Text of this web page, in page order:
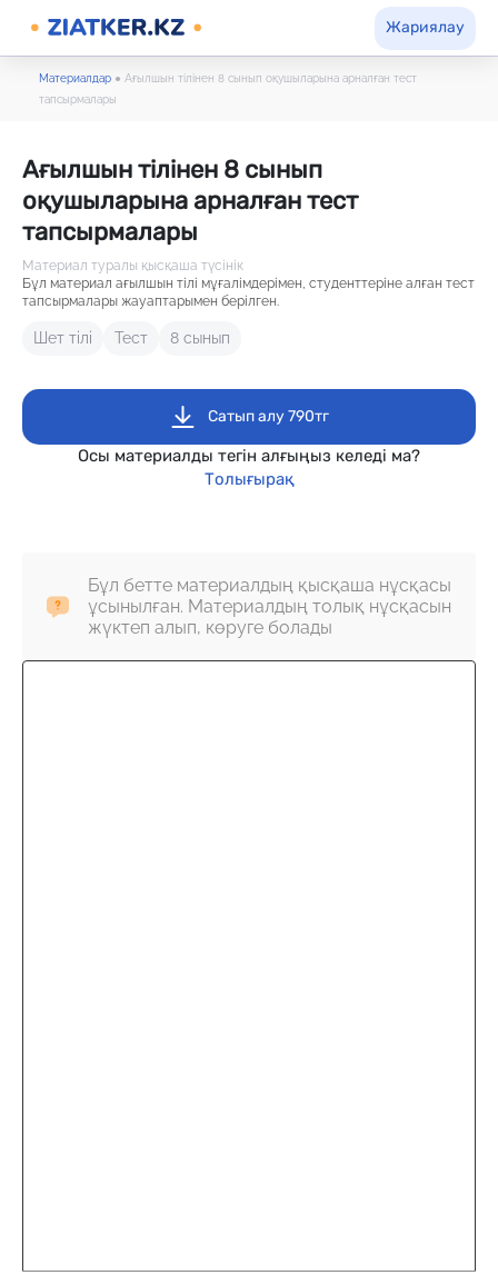
Жариялау
Материалдар ● Ағылшын тілінен 8 сынып оқушыларына арналған тест
тапсырмалары
Ағылшын тілінен 8 сынып
оқушыларына арналған тест
тапсырмалары
Материал туралы қысқаша түсінік
Бұл материал ағылшын тілі мұғалімдерімен, студенттеріне алған тест
тапсырмалары жауаптарымен берілген.
Шет тілі Тест 8 сынып
Сатып алу 790тг
Осы материалды тегін алғыңыз келеді ма?
Толығырақ
Бұл бетте материалдың қысқаша нұсқасы
ұсынылған. Материалдың толық нұсқасын
жүктеп алып, көруге болады